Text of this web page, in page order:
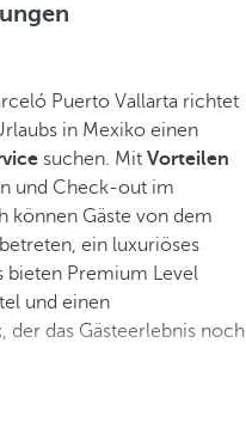
Puerto Vallarta richtet
in Mexiko einen
suchen. Mit Vorteilen
und Check-out im
können Gäste von dem
ein luxuriöses
bieten Premium Level
und einen
der das Gästeerlebnis noch